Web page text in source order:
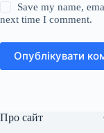
Save my name,
next time I comment.
Опублікувати
Про сайт